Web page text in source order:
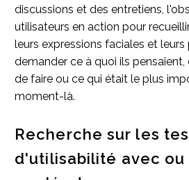
discussions et des entretiens,
utilisateurs en action pour
leurs expressions faciales et
demander ce à quoi ils
de faire ou ce qui était le plus
moment-là.
Recherche sur les
d'utilisabilité avec ou